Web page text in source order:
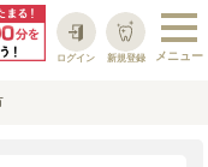
新規登録
ログイン